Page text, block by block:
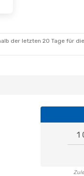
der letzten 20 Tage für
1